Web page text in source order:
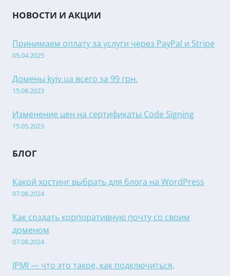
НОВОСТИ И АКЦИИ
Принимаем оплату за услуги через PayPal и Stripe
05.04.2025
Домены kyiv.ua всего за 99 грн.
15.08.2023
Изменение цен на сертификаты Code Signing
15.05.2023
БЛОГ
Какой хостинг выбрать для блога на WordPress
07.08.2024
Как создать корпоративную почту со своим
доменом
07.08.2024
IPMI — что это такое, как подключиться,